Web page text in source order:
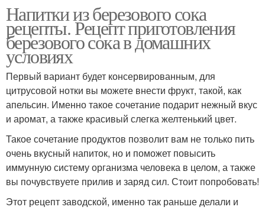
Напитки из березового сока
рецепты. Рецепт приготовления
березового сока в домашних
условиях
Первый вариант будет консервированным, для
цитрусовой нотки вы можете внести фрукт, такой, как
апельсин. Именно такое сочетание подарит нежный вкус
и аромат, а также красивый слегка желтенький цвет.
Такое сочетание продуктов позволит вам не только пить
очень вкусный напиток, но и поможет повысить
иммунную систему организма человека в целом, а также
вы почувствуете прилив и заряд сил. Стоит попробовать!
Этот рецепт заводской, именно так раньше делали и